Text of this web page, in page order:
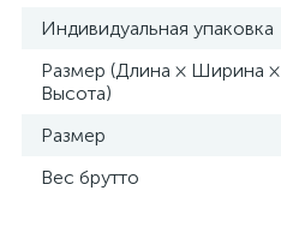
Индивидуальная упаковка
Размер (Длина × Ширина ×
Высота)
Размер
Вес брутто